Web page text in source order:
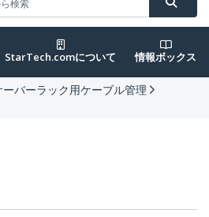
StarTech.comについて 情報ボックス
ーバーラック用ケーブル管理